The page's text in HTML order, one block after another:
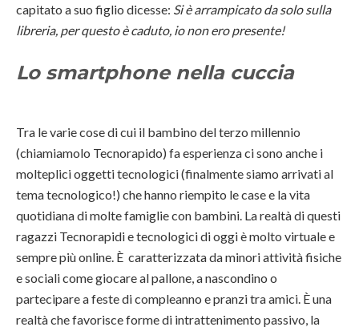
capitato a suo figlio dicesse: Si è arrampicato da solo sulla
libreria, per questo è caduto, io non ero presente!
Lo smartphone nella cuccia
Tra le varie cose di cui il bambino del terzo millennio
(chiamiamolo Tecnorapido) fa esperienza ci sono anche i
molteplici oggetti tecnologici (finalmente siamo arrivati al
tema tecnologico!) che hanno riempito le case e la vita
quotidiana di molte famiglie con bambini. La realtà di questi
ragazzi Tecnorapidi e tecnologici di oggi è molto virtuale e
sempre più online. È caratterizzata da minori attività fisiche
e sociali come giocare al pallone, a nascondino o
partecipare a feste di compleanno e pranzi tra amici. È una
realtà che favorisce forme di intrattenimento passivo, la